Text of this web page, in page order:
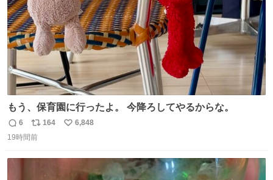
もう、保育園に行ったよ。 今降ろしてやるからな。
返
信
6
リ
ポ
164
い
6,848
19時間前